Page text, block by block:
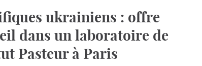
ukrainiens : offre
dans un laboratoire de
Pasteur à Paris